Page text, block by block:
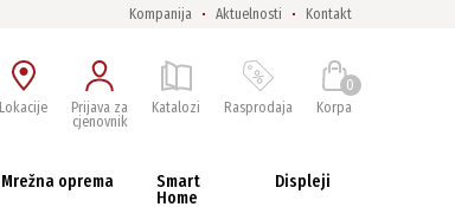
Kompanija Aktuelnosti Kontakt
Lokacije
Prijava za
cjenovnik
Katalozi Rasprodaja
0
Korpa
Mrežna oprema
Smart
Home
Displeji